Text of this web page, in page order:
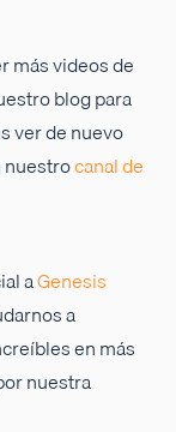
más videos de
blog para
ver de nuevo
nuestrocanal de
aGenesis
a
en más
nuestra